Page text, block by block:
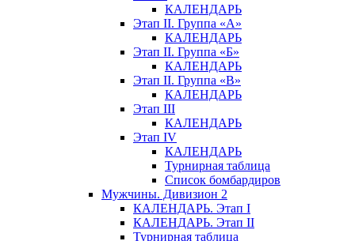
КАЛЕНДАРЬ
Этап II. Группа «А»
КАЛЕНДАРЬ
Этап II. Группа «Б»
КАЛЕНДАРЬ
Этап II. Группа «В»
КАЛЕНДАРЬ
Этап III
КАЛЕНДАРЬ
Этап IV
КАЛЕНДАРЬ
Турнирная таблица
Список бомбардиров
Мужчины. Дивизион 2
КАЛЕНДАРЬ. Этап I
КАЛЕНДАРЬ. Этап II
Турнирная таблица